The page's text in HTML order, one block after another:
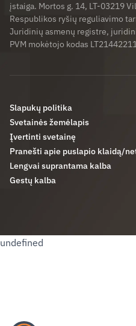
įstaiga. Mortos g. 14, LT-03219
Respublikos ryšių reguliavimo
Juridinių asmenų registre,
PVM mokėtojo kodas
Slapukų politika
Svetainės žemėlapis
Įvertinti svetainę
Pranešti apie puslapio klaidą/
Lengvai suprantama kalba
Gestų kalba
undefined